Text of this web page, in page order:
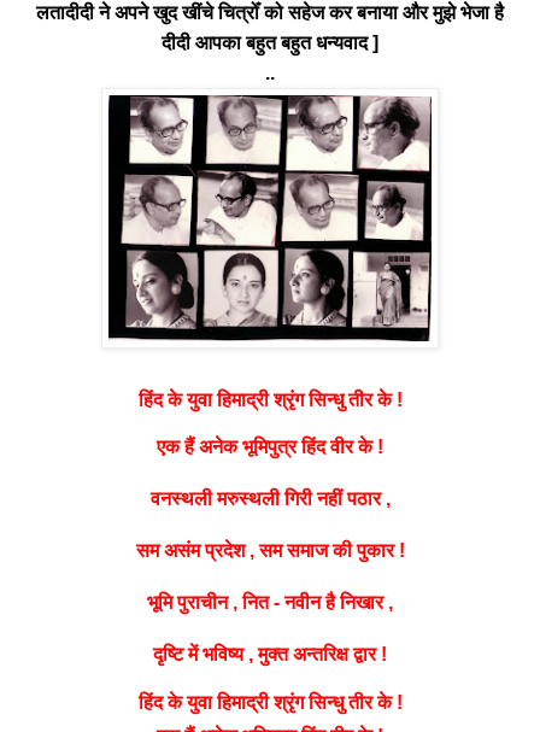
लतादीदी ने अपने खुद खींचे चित्रोँ को सहेज कर बनाया और मुझे भेजा है
दीदी आपका बहुत बहुत धन्यवाद ]
..
हिंद के युवा हिमाद्रीश्रृंगसिन्धु तीर के !
एक हैं अनेक भूमिपुत्र हिंद वीर के !
वनस्थली मरुस्थली गिरी नहीं पठार ,
समअसंमप्रदेश ,समसमाजकी पुकार !
भूमि पुराचीन , नित - नवीन है निखार ,
दृष्टिमें भविष्य , मुक्त अन्तरिक्ष द्वार !
हिंद के युवा हिमाद्रीश्रृंगसिन्धु तीर के !